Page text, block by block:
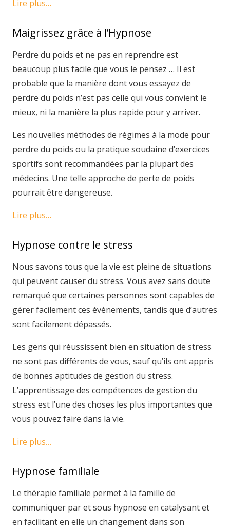
Lire plus…
Maigrissez grâce à l’Hypnose
Perdre du poids et ne pas en reprendre est
beaucoup plus facile que vous le pensez … Il est
probable que la manière dont vous essayez de
perdre du poids n’est pas celle qui vous convient le
mieux, ni la manière la plus rapide pour y arriver.
Les nouvelles méthodes de régimes à la mode pour
perdre du poids ou la pratique soudaine d’exercices
sportifs sont recommandées par la plupart des
médecins. Une telle approche de perte de poids
pourrait être dangereuse.
Lire plus…
Hypnose contre le stress
Nous savons tous que la vie est pleine de situations
qui peuvent causer du stress. Vous avez sans doute
remarqué que certaines personnes sont capables de
gérer facilement ces événements, tandis que d’autres
sont facilement dépassés.
Les gens qui réussissent bien en situation de stress
ne sont pas différents de vous, sauf qu’ils ont appris
de bonnes aptitudes de gestion du stress.
L’apprentissage des compétences de gestion du
stress est l’une des choses les plus importantes que
vous pouvez faire dans la vie.
Lire plus…
Hypnose familiale
Le thérapie familiale permet à la famille de
communiquer par et sous hypnose en catalysant et
en facilitant en elle un changement dans son